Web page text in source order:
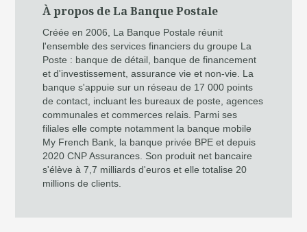
À propos de La Banque Postale
Créée en 2006, La Banque Postale réunit
l'ensemble des services financiers du groupe La
Poste : banque de détail, banque de financement
et d'investissement, assurance vie et non-vie. La
banque s'appuie sur un réseau de 17 000 points
de contact, incluant les bureaux de poste, agences
communales et commerces relais. Parmi ses
filiales elle compte notamment la banque mobile
My French Bank, la banque privée BPE et depuis
2020 CNP Assurances. Son produit net bancaire
s'élève à 7,7 milliards d'euros et elle totalise 20
millions de clients.